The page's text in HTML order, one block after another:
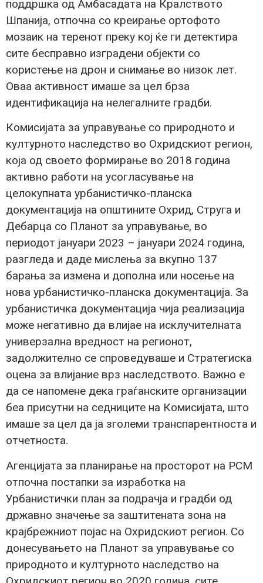
поддршка од Амбасадата на Кралството
Шпанија, отпочна со креирање ортофото
мозаик на теренот преку кој ќе ги детектира
сите бесправно изградени објекти со
користење на дрон и снимање во низок лет.
Оваа активност имаше за цел брза
идентификација на нелегалните градби.
Комисијата за управување со природното и
културното наследство во Охридскиот регион,
која од своето формирање во 2018 година
активно работи на усогласување на
целокупната урбанистичко-планска
документација на општините Охрид, Струга и
Дебарца со Планот за управување, во
периодот јануари 2023 – јануари 2024 година,
разгледа и даде мислења за вкупно 137
барања за измена и дополна или носење на
нова урбанистичко-планска документација. За
урбанистичка документација чија реализација
може негативно да влијае на исклучителната
универзална вредност на регионот,
задолжително се спроведуваше и Стратегиска
оцена за влијание врз наследството. Важно е
да се напомене дека граѓанските организации
беа присутни на седниците на Комисијата, што
имаше за цел да ја зголеми транспарентноста и
отчетноста.
Агенцијата за планирање на просторот на РСМ
отпочна постапки за изработка на
Урбанистички план за подрачја и градби од
државно значење за заштитената зона на
крајбрежниот појас на Охридскиот регион. Со
донесувањето на Планот за управување со
природното и културното наследство на